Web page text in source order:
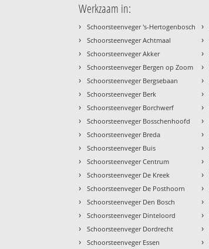
Werkzaam in:
› Schoorsteenveger 's-Hertogenbosch
› Schoorsteenveger Achtmaal
› Schoorsteenveger Akker
› Schoorsteenveger Bergen op Zoom
› Schoorsteenveger Bergsebaan
› Schoorsteenveger Berk
› Schoorsteenveger Borchwerf
› Schoorsteenveger Bosschenhoofd
› Schoorsteenveger Breda
› Schoorsteenveger Buis
› Schoorsteenveger Centrum
› Schoorsteenveger De Kreek
› Schoorsteenveger De Posthoorn
› Schoorsteenveger Den Bosch
› Schoorsteenveger Dinteloord
› Schoorsteenveger Dordrecht
› Schoorsteenveger Essen
›
›
›
›
›
›
›
›
›
›
›
›
›
›
›
›
›